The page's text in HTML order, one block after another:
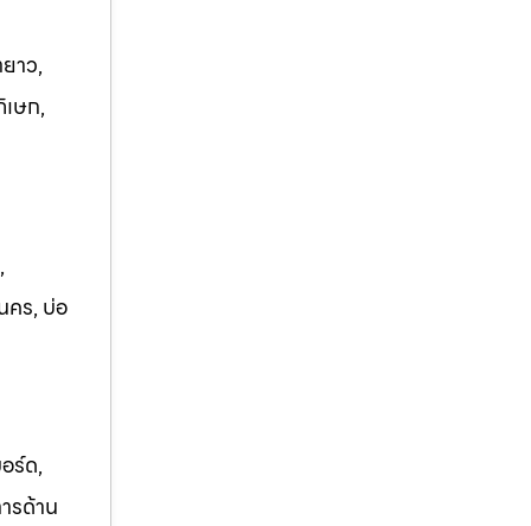
าว,
ษก,
คร, บ่อ
ร์ด,
รด้าน